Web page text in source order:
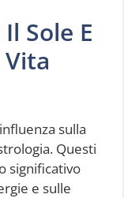
Sole E
sulla
Questi
significativo
e sulle